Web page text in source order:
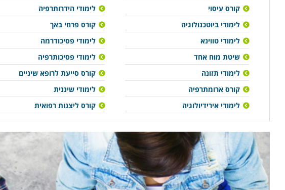
קורס עיסוי
לימודי ביוטכנולוגיה
לימודי טווינא
שיטת מוח אחד
לימודי תזונה
קורס ארומתרפיה
לימודי אירידיולוגיה
לימודי הידרותרפיה
קורס פרחי באך
לימודי פסיכודרמה
לימודי פסיכותרפיה
קורס סייעת לרופא שיניים
לימודי שיננית
קורס ליצנות רפואית